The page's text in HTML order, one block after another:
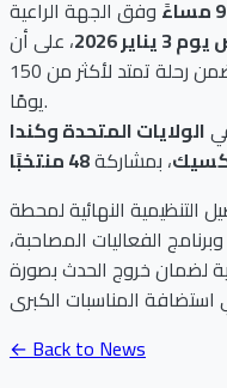
يناير 2026
، على أن
ضمن رحلة تمتد لأكثر من 150
يومًا.
الولايات المتحدة وكندا
، بمشاركة48 منتخبًا
التنظيمية النهائية لمحطة
الفعاليات المصاحبة،
لضمان خروج الحدث بصورة
← Back to News